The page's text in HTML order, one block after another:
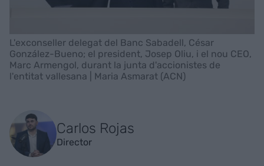
L'exconseller delegat del Banc Sabadell, César
González-Bueno; el president, Josep Oliu, i el nou CEO,
Marc Armengol, durant la junta d'accionistes de
l'entitat vallesana | Maria Asmarat (ACN)
Carlos Rojas
Director